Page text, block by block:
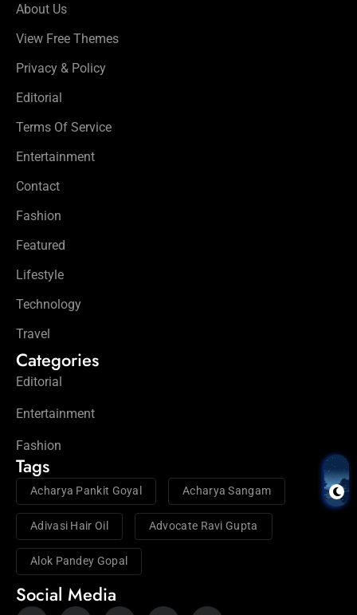
About Us
View Free Themes
Privacy & Policy
Editorial
Terms Of Service
Entertainment
Contact
Fashion
Featured
Lifestyle
Technology
Travel
Categories
Editorial
Entertainment
Fashion
Tags
Acharya Pankit Goyal Acharya Sangam
Adivasi Hair Oil Advocate Ravi Gupta
Alok Pandey Gopal
Social Media